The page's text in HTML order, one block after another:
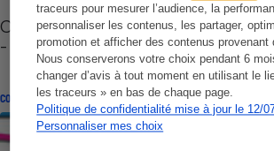
traceurs pour mesurer l’audience, la
personnaliser les contenus, les partager,
promotion et afficher des contenus provenant
Nous conserverons votre choix pendant 6
changer d’avis à tout moment en utilisant le
les traceurs » en bas de chaque page.
Politique de confidentialité mise à jour le 12/
Personnaliser mes choix
Cafetière à capsules zéro déchet
- Premières impressions
CONSEILS